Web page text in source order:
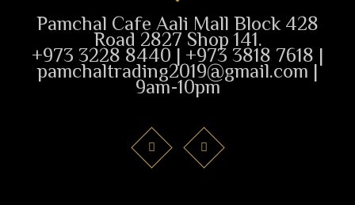
Pamchal Cafe Aali Mall Block 428
Road 2827 Shop 141.
+973 3228 8440 | +973 3818 7618 |
pamchaltrading2019@gmail.com |
9am-10pm